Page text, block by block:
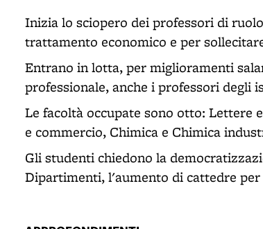
Inizia lo sciopero dei professori di
trattamento economico e per
Entrano in lotta, per miglioramenti
professionale, anche i professori
Le facoltà occupate sono otto: Lettere
e commercio, Chimica e Chimica
Gli studenti chiedono la
Dipartimenti, l'aumento di cattedre